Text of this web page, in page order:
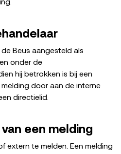
de Beus aangesteld als
onder de
hij betrokken is bij een
door aan de interne
directielid.
een melding
extern te melden. Een melding